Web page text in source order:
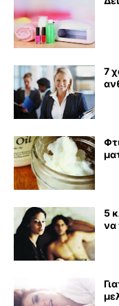
7
5
να